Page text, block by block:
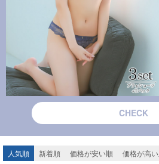
CHECK
人気順 新着順 価格が安い順 価格が高